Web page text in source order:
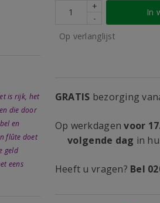
is rijk, het
die door
en
flûte doet
geld
eens
+
-
In
Op verlanglijst
GRATIS bezorging
Op werkdagenvoor
volgende dag in
Heeft u vragen? Bel